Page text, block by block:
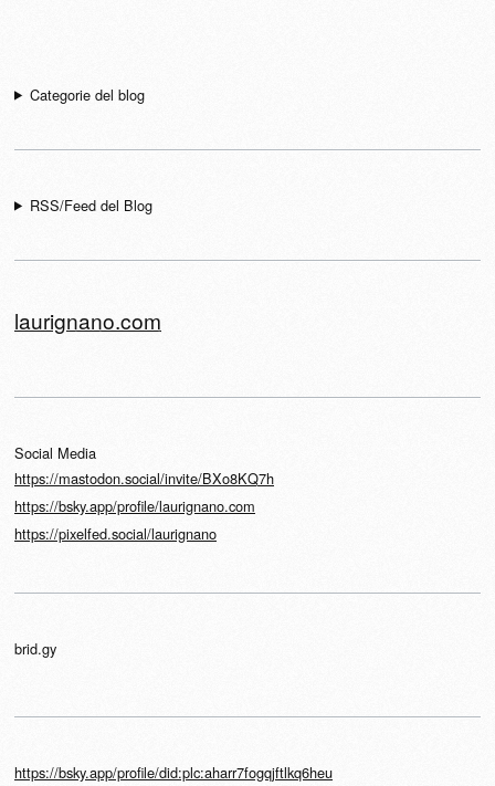
Categorie del blog
RSS/Feed del Blog
laurignano.com
Social Media
https://mastodon.social/invite/BXo8KQ7h
https://bsky.app/profile/laurignano.com
https://pixelfed.social/laurignano
brid.gy
https://bsky.app/profile/did:plc:aharr7fogqjftlkq6heu